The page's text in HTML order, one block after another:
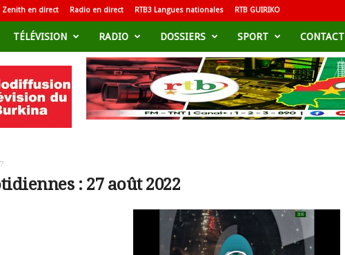
Zenith en direct Radio en direct RTB3 Langues nationales RTB GUIRIKO
TÉLÉVISION RADIO DOSSIERS SPORT CONTACT
: 27 août 2022